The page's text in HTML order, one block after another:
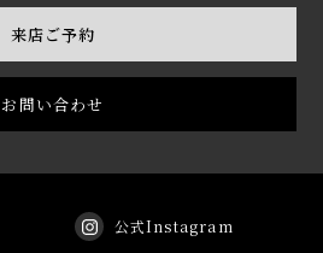
来店ご予約
お問い合わせ
公式Instagram